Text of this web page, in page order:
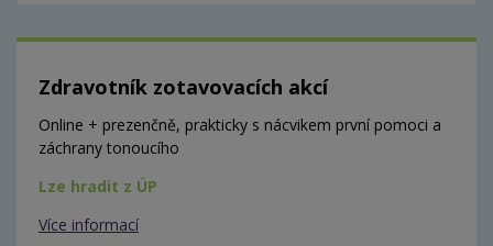
Zdravotník zotavovacích akcí
Online + prezenčně, prakticky s nácvikem první pomoci a
záchrany tonoucího
Lze hradit z ÚP
Více informací